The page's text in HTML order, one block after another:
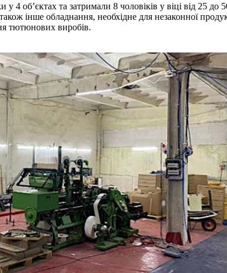
у 4 об’єктах та затримали 8 чоловіків у віці від 25
інше обладнання, необхідне для незаконної
тютюнових виробів.